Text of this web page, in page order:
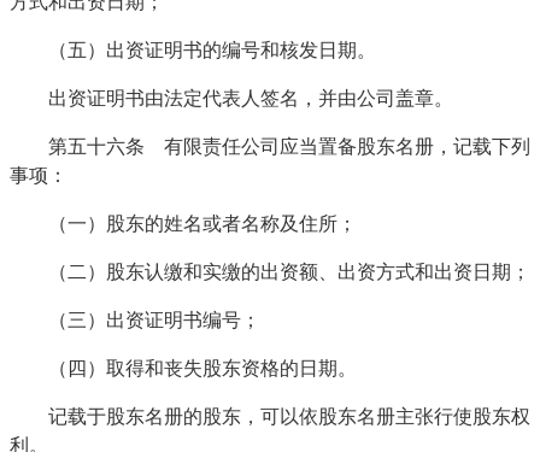
（五）出资证明书的编号和核发日期。
出资证明书由法定代表人签名，并由公司盖章。
第五十六条 有限责任公司应当置备股东名册，记载下列
事项：
（一）股东的姓名或者名称及住所；
（二）股东认缴和实缴的出资额、出资方式和出资日期；
（三）出资证明书编号；
（四）取得和丧失股东资格的日期。
记载于股东名册的股东，可以依股东名册主张行使股东权
利。